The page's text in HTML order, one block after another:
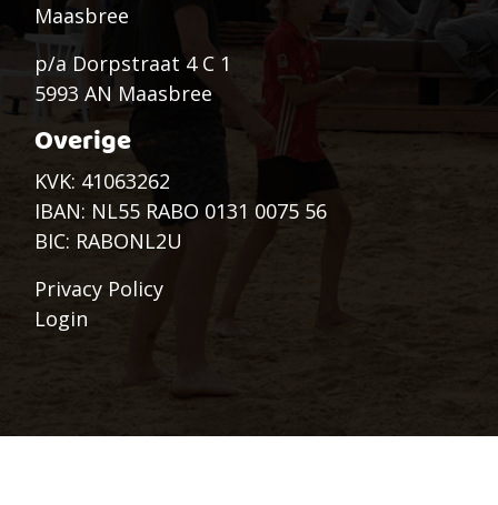
Maasbree
p/a Dorpstraat 4 C 1
5993 AN Maasbree
Overige
KVK: 41063262
IBAN: NL55 RABO 0131 0075 56
BIC: RABONL2U
Privacy Policy
Login